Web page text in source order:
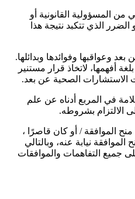
المسؤولية القانونية أو
الذي تتكبد نتيجة هذا
وعواقبها وفوائدها وبدائلها.
أفهمها، لاتخاذ قرار مستنير
الصحية عن بعد.
في المربع أدناه عن علم
الالتزام بشروطه.
الموافقة / أو كان قاصرًا ،
نيابة عنه، وبالتالي
جميع التفاهمات والموافقات